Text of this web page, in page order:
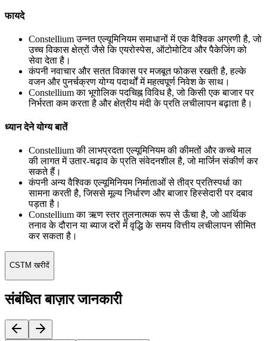
फायदे
Constellium उन्नत एल्यूमिनियम समाधानों में एक वैश्विक अग्रणी है, जो
उच्च विकास क्षेत्रों जैसे कि एयरोस्पेस, ऑटोमोटिव और पैकेजिंग को
सेवा देता है।
कंपनी नवाचार और सतत विकास पर मजबूत फोकस रखती है, हल्के
वजन और पुनर्चक्रण योग्य पदार्थों में महत्वपूर्ण निवेश के साथ।
Constellium का भूगोलिक पदचिह्न विविध है, जो किसी एक बाजार पर
निर्भरता कम करता है और क्षेत्रीय मंदी के प्रति लचीलापन बढ़ाता है।
ध्यान देने योग्य बातें
Constellium की लाभप्रदता एल्यूमिनियम की कीमतों और कच्चे माल
की लागत में उतार-चढ़ाव के प्रति संवेदनशील है, जो मार्जिन संकीर्ण कर
सकते हैं।
कंपनी अन्य वैश्विक एल्यूमिनियम निर्माताओं से तीव्र प्रतिस्पर्धा का
सामना करती है, जिससे मूल्य निर्धारण और बाजार हिस्सेदारी पर दबाव
पड़ता है।
Constellium का ऋण स्तर तुलनात्मक रूप से ऊँचा है, जो आर्थिक
तनाव के दौरान या ब्याज दरों में वृद्धि के समय वित्तीय लचीलापन सीमित
कर सकता है।
CSTM खरीदें
संबंधित बाज़ार जानकारी